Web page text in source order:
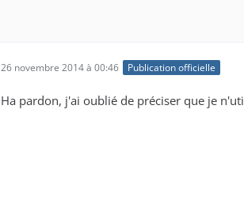
26 novembre 2014 à 00:46 Publication officielle
Ha pardon, j'ai oublié de préciser que je